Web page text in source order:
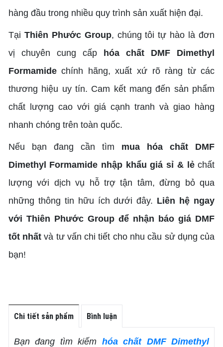
hàng đầu trong nhiều quy trình sản xuất hiện đại.
Tại Thiên Phước Group, chúng tôi tự hào là đơn
vị chuyên cung cấp hóa chất DMF Dimethyl
Formamidechính hãng, xuất xứ rõ ràng từ các
thương hiệu uy tín. Cam kết mang đến sản phẩm
chất lượng cao với giá cạnh tranh và giao hàng
nhanh chóng trên toàn quốc.
Nếu bạn đang cần tìm mua hóa chất DMF
Dimethyl Formamide nhập khẩu giá sỉ & lẻchất
lượng với dịch vụ hỗ trợ tận tâm, đừng bỏ qua
những thông tin hữu ích dưới đây. Liên hệ ngay
với Thiên Phước Group để nhận báo giá DMF
tốt nhất và tư vấn chi tiết cho nhu cầu sử dụng của
bạn!
Chi tiết sản phẩm Bình luận
Bạn đang tìm kiếm hóa chất DMF Dimethyl